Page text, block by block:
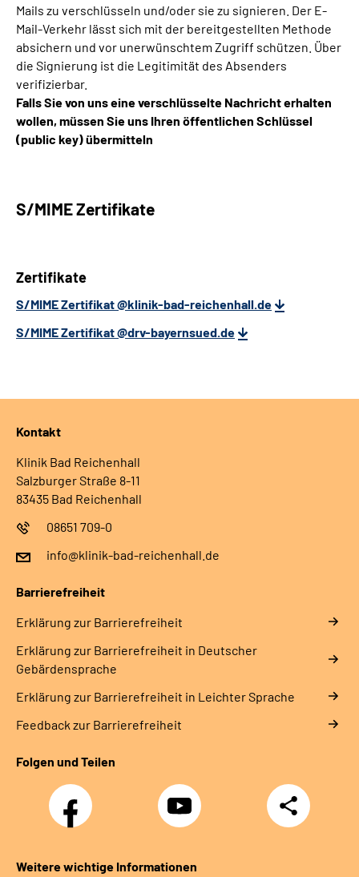
Mails zu verschlüsseln und/oder sie zu signieren. Der E-
Mail-Verkehr lässt sich mit der bereitgestellten Methode
absichern und vor unerwünschtem Zugriff schützen. Über
die Signierung ist die Legitimität des Absenders
verifizierbar.
Falls Sie von uns eine verschlüsselte Nachricht erhalten
wollen, müssen Sie uns Ihren öffentlichen Schlüssel
(public key) übermitteln
S/MIME Zertifikate
Zertifikate
S/MIME Zertifikat @klinik-bad-reichenhall.de
S/MIME Zertifikat @drv-bayernsued.de
Kontakt
Klinik Bad Reichenhall
Salzburger Straße 8-11
83435 Bad Reichenhall
08651 709-0
info@klinik-bad-reichenhall.de
Barrierefreiheit
Erklärung zur Barrierefreiheit
Erklärung zur Barrierefreiheit in Deutscher
Gebärdensprache
Erklärung zur Barrierefreiheit in Leichter Sprache
Feedback zur Barrierefreiheit
Folgen und Teilen
Facebook YouTube
Teilen
Weitere wichtige Informationen